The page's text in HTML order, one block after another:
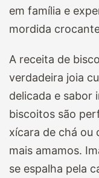
em família e
mordida
A receita de
verdadeira joia
delicada e sabor
biscoitos são
xícara de chá ou
mais amamos.
se espalha pela